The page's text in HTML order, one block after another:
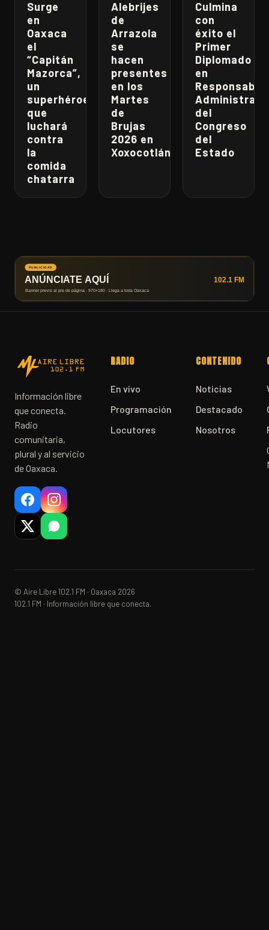
Surge
en
Oaxaca
el
“Capitán
Mazorca”,
un
superhéroe
que
luchará
contra
la
comida
chatarra
Alebrijes
de
Arrazola
se
hacen
presentes
en los
Martes
de
Brujas
2026 en
Xoxocotlán
Culmina
con
éxito el
Primer
Diplomado
en
del
Congreso
del
Estado
Información libre
que conecta.
Radio
comunitaria,
plural y al servicio
de Oaxaca.
RADIO
En vivo
Programación
Locutores
CONTENIDO
Noticias
Destacado
Nosotros
© Aire Libre 102.1 FM · Oaxaca 2026
102.1 FM · Información libre que conecta.